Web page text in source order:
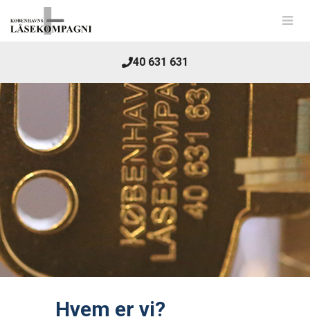
40 631 631
Hvem er vi?